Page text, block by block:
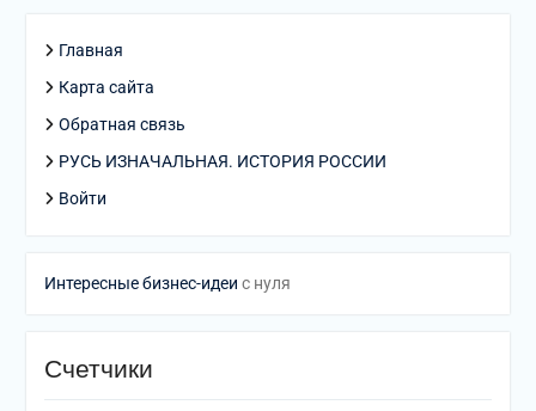
Главная
Карта сайта
Обратная связь
РУСЬ ИЗНАЧАЛЬНАЯ. ИСТОРИЯ РОССИИ
Войти
Интересные бизнес-идеи с нуля
Счетчики